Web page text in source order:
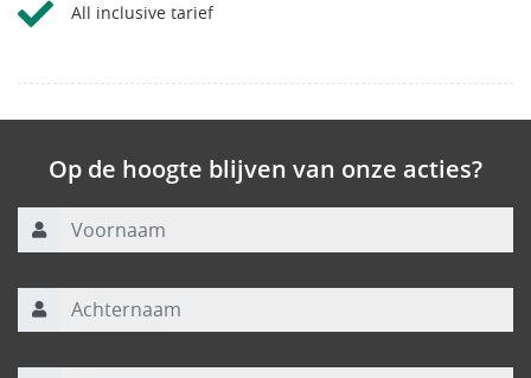
All inclusive tarief
Op de hoogte blijven van onze acties?